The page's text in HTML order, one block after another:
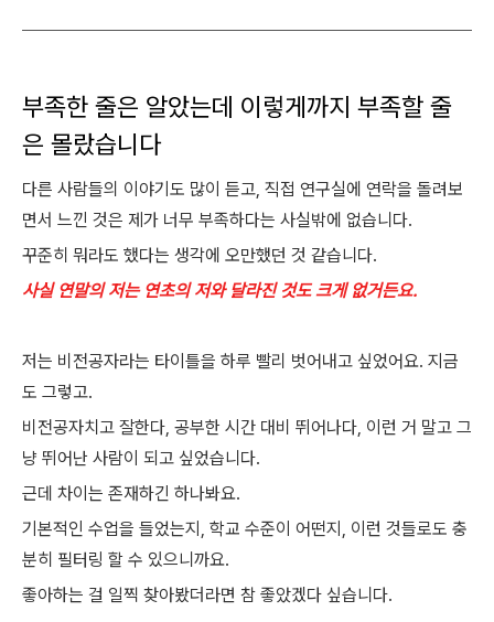
부족한 줄은 알았는데 이렇게까지 부족할 줄
은 몰랐습니다
다른 사람들의 이야기도 많이 듣고, 직접 연구실에 연락을 돌려보
면서 느낀 것은 제가 너무 부족하다는 사실밖에 없습니다.
꾸준히 뭐라도 했다는 생각에 오만했던 것 같습니다.
사실 연말의 저는 연초의 저와 달라진 것도 크게 없거든요.
저는 비전공자라는 타이틀을 하루 빨리 벗어내고 싶었어요. 지금
도 그렇고.
비전공자치고 잘한다, 공부한 시간 대비 뛰어나다, 이런 거 말고 그
냥 뛰어난 사람이 되고 싶었습니다.
근데 차이는 존재하긴 하나봐요.
기본적인 수업을 들었는지, 학교 수준이 어떤지, 이런 것들로도 충
분히 필터링 할 수 있으니까요.
좋아하는 걸 일찍 찾아봤더라면 참 좋았겠다 싶습니다.